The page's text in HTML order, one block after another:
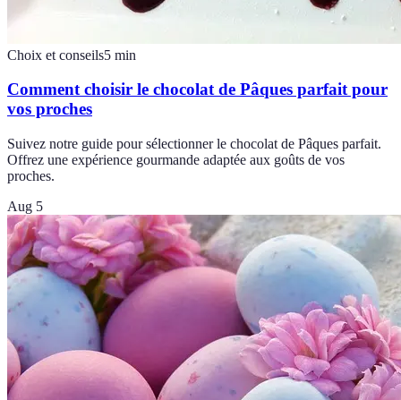
Choix et conseils5 min
Comment choisir le chocolat de Pâques parfait pour
vos proches
Suivez notre guide pour sélectionner le chocolat de Pâques parfait.
Offrez une expérience gourmande adaptée aux goûts de vos
proches.
Aug 5